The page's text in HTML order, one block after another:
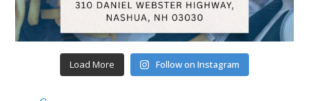
Load More Follow on Instagram